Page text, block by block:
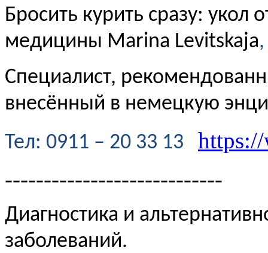
Бросить курить сразу: укол
медицины Marina Levitskaja,
Специалист,
внесённый в немецкую
Teл: 0911 – 20 33 13
----------------------------
Диагностика и
заболеваний.